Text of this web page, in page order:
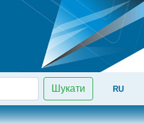
Шукати RU